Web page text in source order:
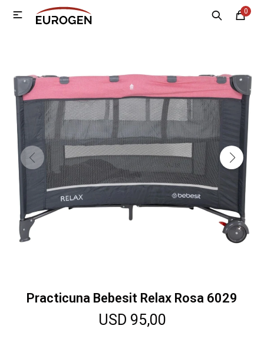
0

Practicuna Bebesit Relax Rosa 6029
USD 95,00
MI CUENTA
Electrodomésticos
Tecnología
Climatización
Motos
Herramientas